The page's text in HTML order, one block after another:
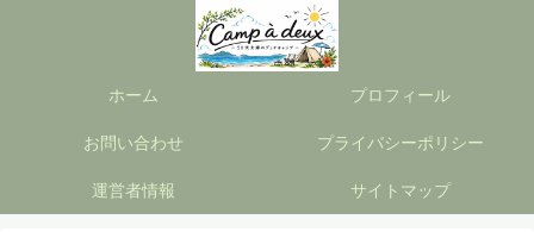
ホーム プロフィール
お問い合わせ プライバシーポリシー
運営者情報 サイトマップ